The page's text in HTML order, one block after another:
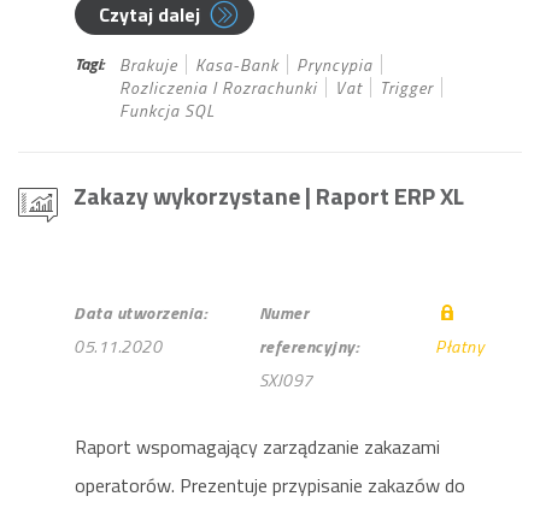
Czytaj dalej
Tagi: Brakuje Kasa-Bank
Pryncypia
Rozliczenia I Rozrachunki
Vat
Trigger
Funkcja SQL
Zakazy wykorzystane| Raport ERP XL
Data utworzenia:
05.11.2020
Numer
referencyjny:
SXJ097
Płatny
Raport wspomagający zarządzanie zakazami
operatorów. Prezentuje przypisanie zakazów do